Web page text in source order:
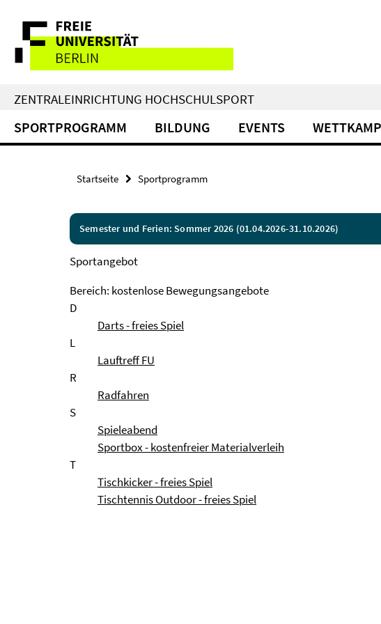
direkt
Inhalt
Service-
Navigation
ZENTRALEINRICHTUNG HOCHSCHULSPORT
SPORTPROGRAMM BILDUNG EVENTS
Startseite Sportprogramm
Semester und Ferien: Sommer 2026 (01.04.2026-31.10.2026)
Sportangebot
Bereich: kostenlose Bewegungsangebote
D
Darts - freies Spiel
L
Lauftreff FU
R
Radfahren
S
Spieleabend
Sportbox - kostenfreier Materialverleih
T
Tischkicker - freies Spiel
Tischtennis Outdoor - freies Spiel